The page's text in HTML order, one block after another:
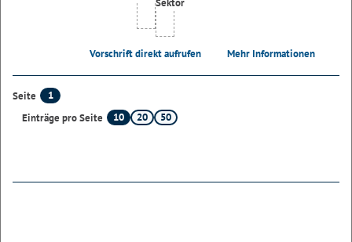
Vorschrift direkt aufrufen Mehr Informationen
Seite
1
Einträge pro Seite
10 20 50